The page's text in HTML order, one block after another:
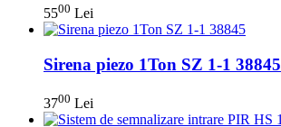
5500 Lei
Sirena piezo 1Ton SZ 1-1 38845
3700 Lei